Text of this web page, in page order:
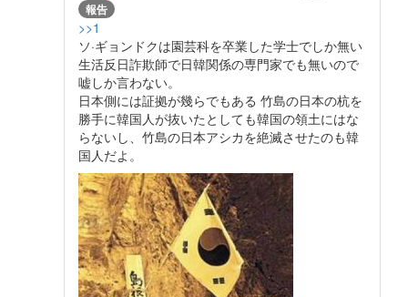
報告
>>1
ソ·ギョンドクは園芸科を卒業した学士でしか無い
生活反日詐欺師で日韓関係の専門家でも無いので
嘘しか言わない。
日本側には証拠が幾らでもある 竹島の日本の杭を
勝手に韓国人が抜いたとしても韓国の領土にはな
らないし、竹島の日本アシカを絶滅させたのも韓
国人だよ。